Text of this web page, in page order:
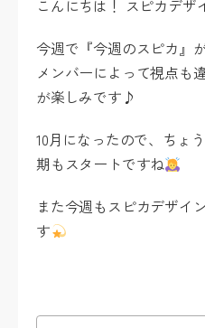
こんにちは！ スピカデザ
今週で『今週のスピカ』
メンバーによって視点も
が楽しみです♪
10月になったので、ちょ
期もスタートですね
また今週もスピカデザイ
す